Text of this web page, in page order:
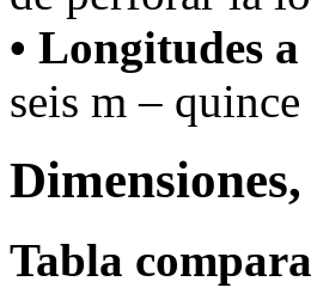
• Longitudes
seis m –
Tabla